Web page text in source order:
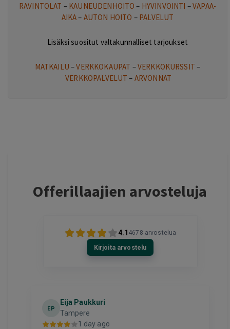
RAVINTOLAT – KAUNEUDENHOITO – HYVINVOINTI –VAPAA-
AIKA– AUTON HOITO – PALVELUT
Lisäksi suositut valtakunnalliset tarjoukset
MATKAILU –VERKKOKAUPAT –VERKKOKURSSIT –
VERKKOPALVELUT – ARVONNAT
Offerillaajien arvosteluja
4.1 4678 arvostelua
Kirjoita arvostelu
EP
Eija Paukkuri
Tampere
1 day ago